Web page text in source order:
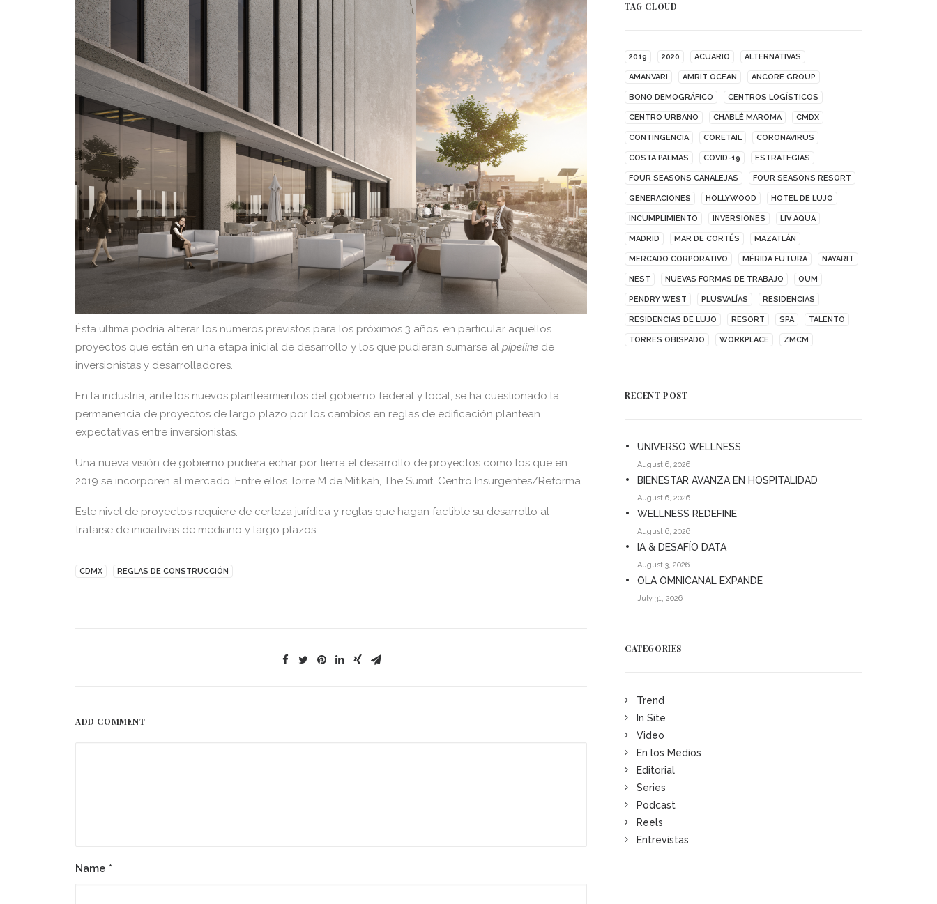
Ésta última podría alterar los números previstos para los próximos 3 años, en particular aquellos
proyectos que están en una etapa inicial de desarrollo y los que pudieran sumarse al pipeline de
inversionistas y desarrolladores.
En la industria, ante los nuevos planteamientos del gobierno federal y local, se ha cuestionado la
permanencia de proyectos de largo plazo por los cambios en reglas de edificación plantean
expectativas entre inversionistas.
Una nueva visión de gobierno pudiera echar por tierra el desarrollo de proyectos como los que en
2019 se incorporen al mercado. Entre ellos Torre M de Mítikah, The Sumit, Centro Insurgentes/Reforma.
Este nivel de proyectos requiere de certeza jurídica y reglas que hagan factible su desarrollo al
tratarse de iniciativas de mediano y largo plazos.
CDMX REGLAS DE CONSTRUCCIÓN
ADD COMMENT
Name *
TAG CLOUD
2019 2020 ACUARIO ALTERNATIVAS
AMANVARI AMRIT OCEAN ANCORE GROUP
BONO DEMOGRÁFICO CENTROS LOGÍSTICOS
CENTRO URBANO CHABLÉ MAROMA CMDX
CONTINGENCIA CORETAIL CORONAVIRUS
COSTA PALMAS COVID-19 ESTRATEGIAS
FOUR SEASONS CANALEJAS FOUR SEASONS RESORT
GENERACIONES HOLLYWOOD HOTEL DE LUJO
INCUMPLIMIENTO INVERSIONES LIV AQUA
MADRID MAR DE CORTÉS MAZATLÁN
MERCADO CORPORATIVO MÉRIDA FUTURA NAYARIT
NEST NUEVAS FORMAS DE TRABAJO OUM
PENDRY WEST PLUSVALÍAS RESIDENCIAS
RESIDENCIAS DE LUJO RESORT SPA TALENTO
TORRES OBISPADO WORKPLACE ZMCM
RECENT POST
UNIVERSO WELLNESS
August 6, 2026
BIENESTAR AVANZA EN HOSPITALIDAD
August 6, 2026
WELLNESS REDEFINE
August 6, 2026
IA & DESAFÍO DATA
August 3, 2026
OLA OMNICANAL EXPANDE
July 31, 2026
CATEGORIES
Trend
In Site
Video
En los Medios
Editorial
Series
Podcast
Reels
Entrevistas